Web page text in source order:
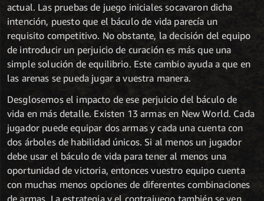
actual. Las pruebas de juego iniciales socavaron dicha
intención, puesto que el báculo de vida parecía un
requisito competitivo. No obstante, la decisión del equipo
de introducir un perjuicio de curación es más que una
simple solución de equilibrio. Este cambio ayuda a que en
las arenas se pueda jugar a vuestra manera.
Desglosemos el impacto de ese perjuicio del báculo de
vida en más detalle. Existen 13 armas en New World. Cada
jugador puede equipar dos armas y cada una cuenta con
dos árboles de habilidad únicos. Si al menos un jugador
debe usar el báculo de vida para tener al menos una
oportunidad de victoria, entonces vuestro equipo cuenta
con muchas menos opciones de diferentes combinaciones